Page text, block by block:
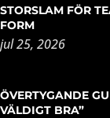
STORSLAM FÖR
FORM
jul 25, 2026
ÖVERTYGANDE
VÄLDIGT BRA”